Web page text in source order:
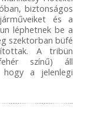
biztonságos
és a
léphetnek be a
szektorban büfé
A tribün
színű) áll
hogy a jelenlegi